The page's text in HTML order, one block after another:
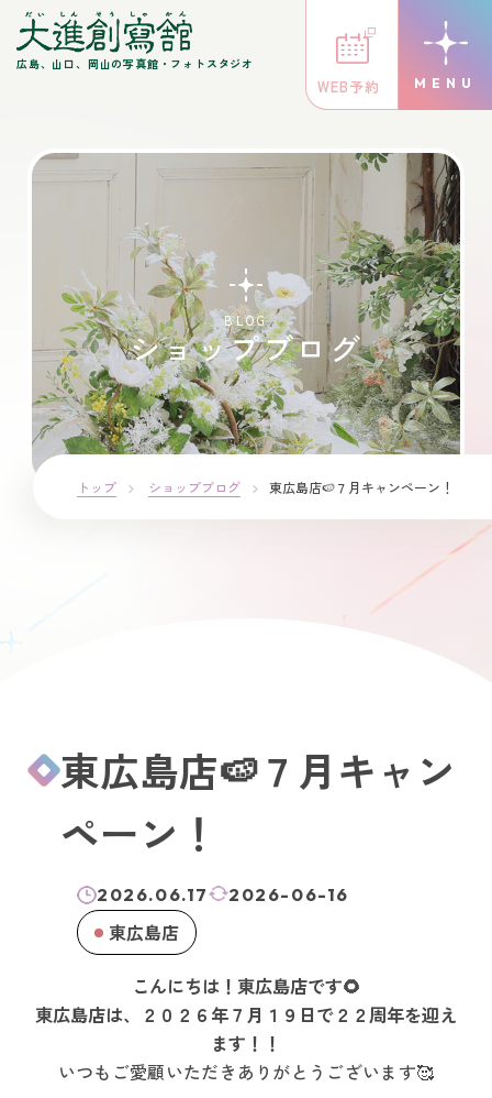
広島、山口、岡山の写真館・フォトスタジオ
WEB予約
BLOG
ショップブログ
トップ ショップブログ 東広島店🍉７月キャンペーン！
東広島店🍉７月キャン
ペーン！
2026.06.17 2026-06-16
東広島店
こんにちは！東広島店です🌻
東広島店は、２０２６年７月１９日で２２周年を迎え
ます！！
いつもご愛顧いただきありがとうございます🥰